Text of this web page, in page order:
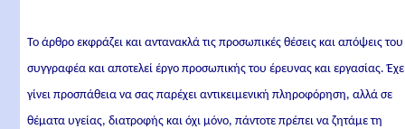
Το άρθρο εκφράζει και αντανακλά τις προσωπικές θέσεις και απόψεις του
συγγραφέα και αποτελεί έργο προσωπικής του έρευνας και εργασίας.
γίνει προσπάθεια να σας παρέχει αντικειμενική πληροφόρηση, αλλά σε
θέματα υγείας, διατροφής και όχι μόνο, πάντοτε πρέπει να ζητάμε τη